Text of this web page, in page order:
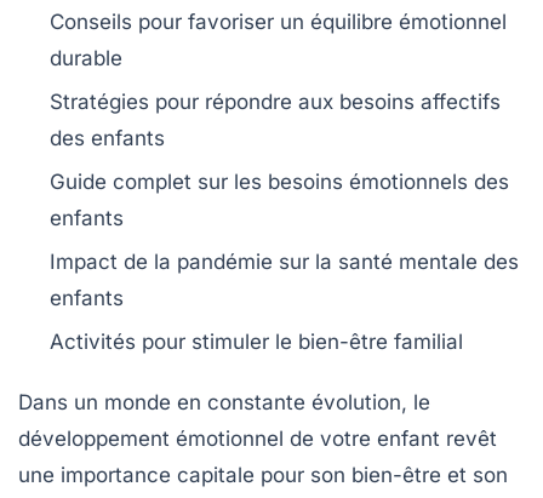
Conseils pour favoriser un équilibre émotionnel
durable
Stratégies pour répondre aux besoins affectifs
des enfants
Guide complet sur les besoins émotionnels des
enfants
Impact de la pandémie sur la santé mentale des
enfants
Activités pour stimuler le bien-être familial
Dans un monde en constante évolution, le
développement émotionnel de votre enfant revêt
une importance capitale pour son bien-être et son